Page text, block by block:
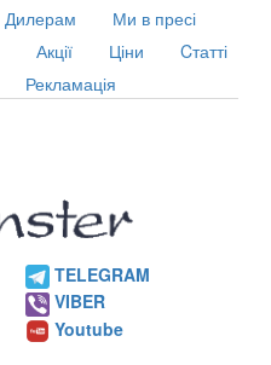
Дилерам
Ми в пресі
Акції Ціни
Cтатті
Рекламація
TELEGRAM
VIBER
Youtube